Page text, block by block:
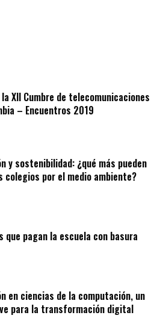
XII Cumbre de telecomunicaciones
– Encuentros 2019
y sostenibilidad: ¿qué más pueden
colegios por el medio ambiente?
que pagan la escuela con basura
en ciencias de la computación, un
para la transformación digital